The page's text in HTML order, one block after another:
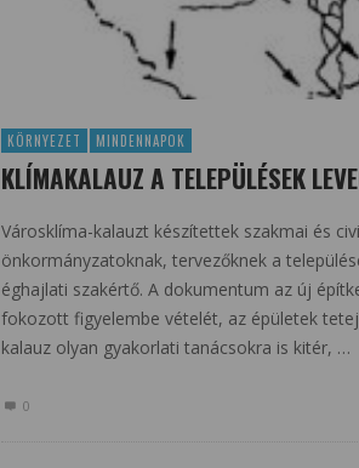
KÖRNYEZET MINDENNAPOK
KLÍMAKALAUZ A TELEPÜLÉSEK
Városklíma-kalauzt készítettek szakmai és
önkormányzatoknak, tervezőknek a
éghajlati szakértő. A dokumentum az új
fokozott figyelembe vételét, az épületek
kalauz olyan gyakorlati tanácsokra is kitér, …
0